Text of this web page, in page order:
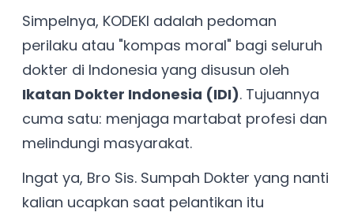
Simpelnya, KODEKI adalah pedoman
perilaku atau "kompas moral" bagi seluruh
dokter di Indonesia yang disusun oleh
Ikatan Dokter Indonesia (IDI). Tujuannya
cuma satu: menjaga martabat profesi dan
melindungi masyarakat.
Ingat ya, Bro Sis. Sumpah Dokter yang nanti
kalian ucapkan saat pelantikan itu